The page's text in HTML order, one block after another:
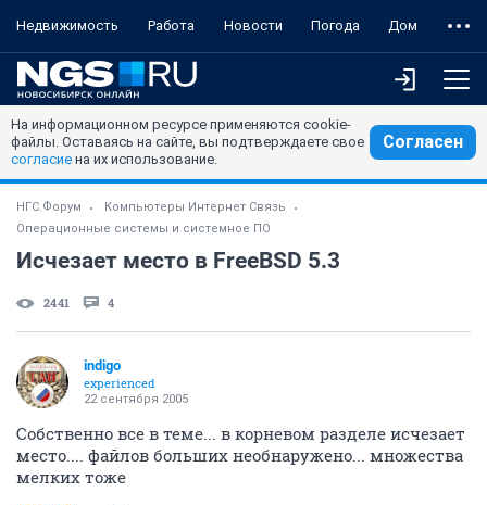
Недвижимость Работа Новости Погода Дом
На информационном ресурсе применяются cookie-
файлы. Оставаясь на сайте, вы подтверждаете свое
согласие на их использование.
Согласен
НГС.Форум
Компьютеры Интернет Связь
Операционные системы и системное ПО
Исчезает место в FreeBSD 5.3
2441 4
indigo
experienced
22 сентября 2005
Собственно все в теме... в корневом разделе исчезает
место.... файлов больших необнаружено... множества
мелких тоже